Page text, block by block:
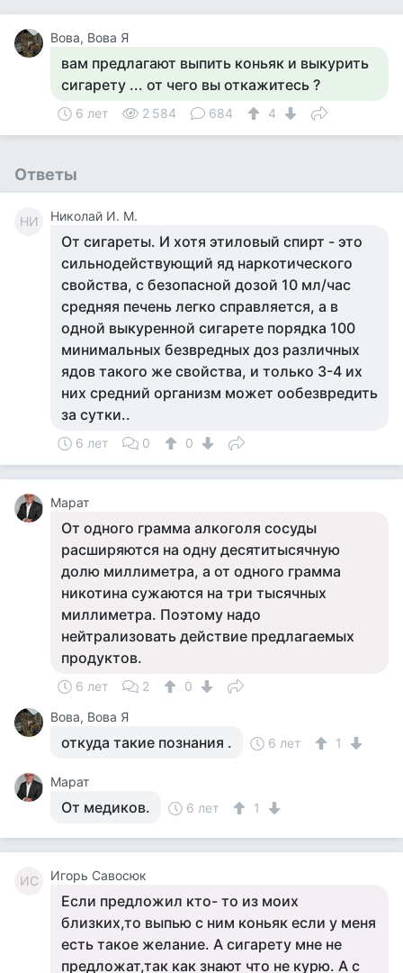
Вова, Вова Я
вам предлагают выпить коньяк и выкурить
сигарету ... от чего вы откажитесь ?
6 лет 2 584 684 4
Ответы
НИ Николай И. М.
От сигареты. И хотя этиловый спирт - это
сильнодействующий яд наркотического
свойства, с безопасной дозой 10 мл/час
средняя печень легко справляется, а в
одной выкуренной сигарете порядка 100
минимальных безвредных доз различных
ядов такого же свойства, и только 3-4 их
них средний организм может ообезвредить
за сутки..
6 лет 0 0
Марат
От одного грамма алкоголя сосуды
расширяются на одну десятитысячную
долю миллиметра, а от одного грамма
никотина сужаются на три тысячных
миллиметра. Поэтому надо
нейтрализовать действие предлагаемых
продуктов.
6 лет 2
0
Вова, Вова Я
откуда такие познания . 6 лет 1
Марат
От медиков. 6 лет 1
ИС Игорь Савосюк
Если предложил кто- то из моих
близких,то выпью с ним коньяк если у меня
есть такое желание. А сигарету мне не
предложат,так как знают что не курю. А с